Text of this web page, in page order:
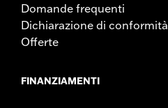
Domande frequenti
Dichiarazione di conformità
Offerte
FINANZIAMENTI